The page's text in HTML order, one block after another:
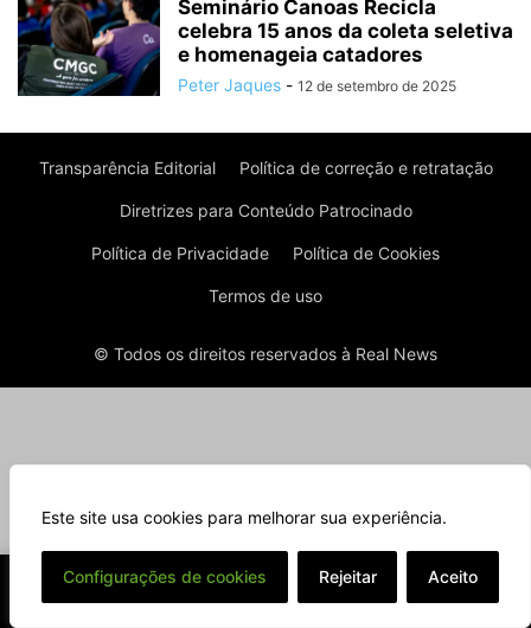
Este site usa cookies para melhorar sua experiência.
Configurações de cookies Rejeitar Aceito
Seminário Canoas Recicla
celebra 15 anos da coleta seletiva
e homenageia catadores
Peter Jaques - 12 de setembro de 2025
Transparência Editorial Política de correção e retratação
Diretrizes para Conteúdo Patrocinado
Política de Privacidade Política de Cookies
Termos de uso
© Todos os direitos reservados à Real News